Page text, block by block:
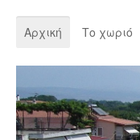
Αρχική Το χωριό